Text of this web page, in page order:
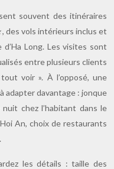
souvent des itinéraires
des vols intérieurs inclus et
Long. Les visites sont
entre plusieurs clients
voir ». À l’opposé, une
adapter davantage : jonque
chez l’habitant dans le
An, choix de restaurants
les détails : taille des